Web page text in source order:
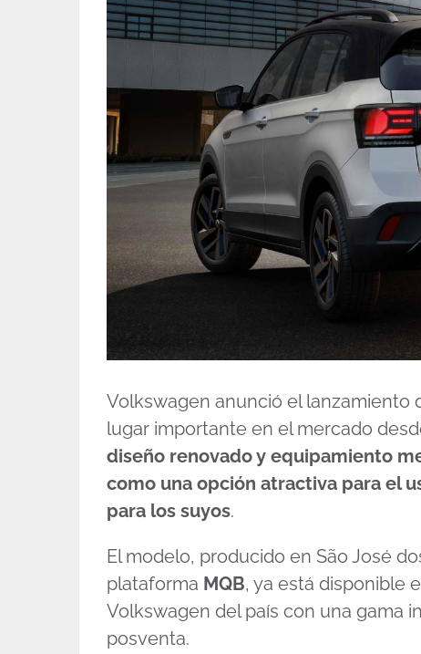
Volkswagen anunció el lanzamiento
lugar importante en el mercado
diseño renovado y equipamiento
como una opción atractiva para el
para los suyos.
El modelo, producido en São José
plataforma MQB, ya está disponible
Volkswagen del país con una gama
posventa.